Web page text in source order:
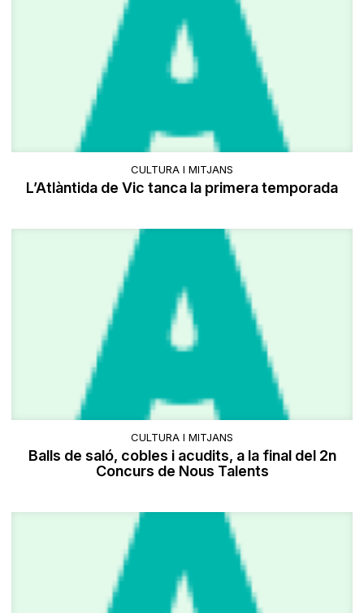
CULTURA I MITJANS
L’Atlàntida de Vic tanca la primera temporada
CULTURA I MITJANS
Balls de saló, cobles i acudits, a la final del 2n
Concurs de Nous Talents